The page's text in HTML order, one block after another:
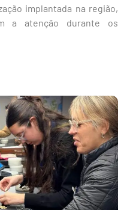
implantada na região,
a atenção durante os